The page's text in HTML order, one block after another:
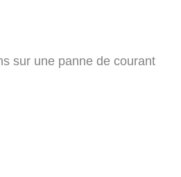
sur une panne de courant